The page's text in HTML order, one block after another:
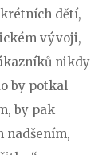
dětí,
vývoji,
nikdy
by potkal
by pak
nadšením,